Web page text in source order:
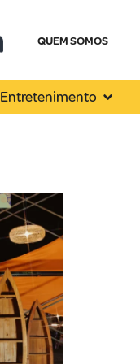
QUEM SOMOS
Entretenimento